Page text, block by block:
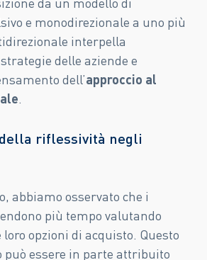
e monodirezionale a uno più
interpella
delle aziende e
dell’approccio al
.
della riflessività negli
abbiamo osservato che i
più tempo valutando
opzioni di acquisto. Questo
essere in parte attribuito